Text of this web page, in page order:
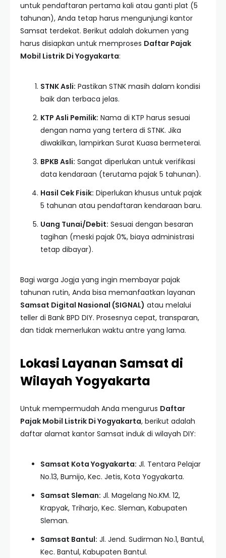
untuk pendaftaran pertama kali atau ganti plat (5
tahunan), Anda tetap harus mengunjungi kantor
Samsat terdekat. Berikut adalah dokumen yang
harus disiapkan untuk memproses Daftar Pajak
Mobil Listrik Di Yogyakarta:
STNK Asli: Pastikan STNK masih dalam kondisi
baik dan terbaca jelas.
KTP Asli Pemilik: Nama di KTP harus sesuai
dengan nama yang tertera di STNK. Jika
diwakilkan, lampirkan Surat Kuasa bermeterai.
BPKB Asli: Sangat diperlukan untuk verifikasi
data kendaraan (terutama pajak 5 tahunan).
Hasil Cek Fisik: Diperlukan khusus untuk pajak
5 tahunan atau pendaftaran kendaraan baru.
Uang Tunai/Debit: Sesuai dengan besaran
tagihan (meski pajak 0%, biaya administrasi
tetap dibayar).
Bagi warga Jogja yang ingin membayar pajak
tahunan rutin, Anda bisa memanfaatkan layanan
Samsat Digital Nasional (SIGNAL) atau melalui
teller di Bank BPD DIY. Prosesnya cepat, transparan,
dan tidak memerlukan waktu antre yang lama.
Lokasi Layanan Samsat di
Wilayah Yogyakarta
Untuk mempermudah Anda mengurus Daftar
Pajak Mobil Listrik Di Yogyakarta, berikut adalah
daftar alamat kantor Samsat induk di wilayah DIY:
Samsat Kota Yogyakarta: Jl. Tentara Pelajar
No.13, Bumijo, Kec. Jetis, Kota Yogyakarta.
Samsat Sleman: Jl. Magelang No.KM. 12,
Krapyak, Triharjo, Kec. Sleman, Kabupaten
Sleman.
Samsat Bantul: Jl. Jend. Sudirman No.1, Bantul,
Kec. Bantul, Kabupaten Bantul.